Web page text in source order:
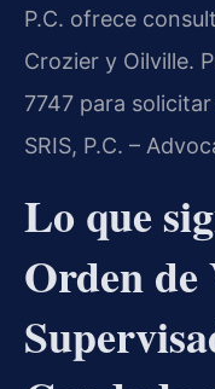
P.C. ofrece
Crozier y Oilville.
7747 para
SRIS, P.C. –
Lo que
Orden de